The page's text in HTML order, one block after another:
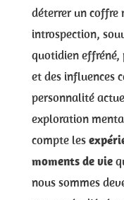
déterrer un coffre
introspection,
quotidien effréné,
et des influences
personnalité
exploration
compte les
moments de vie
nous sommes